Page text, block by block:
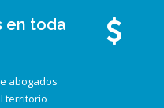
en toda
abogados
territorio